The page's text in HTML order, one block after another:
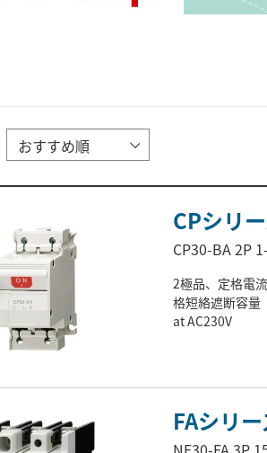
CPシリ
CP30-BA 2P
2極品、定格電
格短絡遮断容
at AC230V
FAシリ